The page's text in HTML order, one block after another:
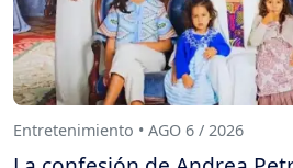
Entretenimiento • AGO 6 / 2026